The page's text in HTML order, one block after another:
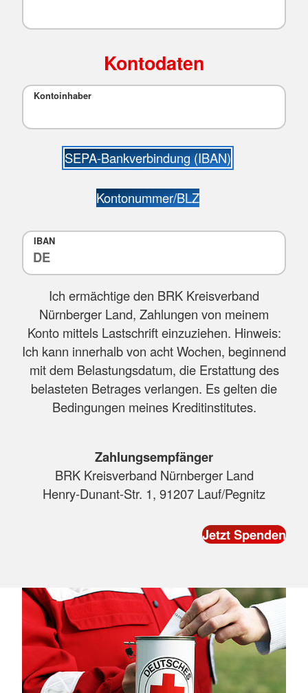
Kontodaten
Kontoinhaber
SEPA-Bankverbindung (IBAN)
Kontonummer/BLZ
IBAN
Ich ermächtige den BRK Kreisverband
Nürnberger Land, Zahlungen von meinem
Konto mittels Lastschrift einzuziehen. Hinweis:
Ich kann innerhalb von acht Wochen, beginnend
mit dem Belastungsdatum, die Erstattung des
belasteten Betrages verlangen. Es gelten die
Bedingungen meines Kreditinstitutes.
Zahlungsempfänger
BRK Kreisverband Nürnberger Land
Henry-Dunant-Str. 1, 91207 Lauf/Pegnitz